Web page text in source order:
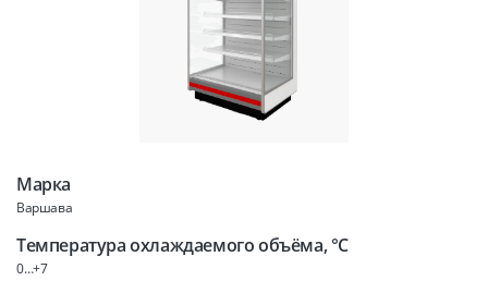
Марка
Варшава
Температура охлаждаемого объёма, °C
0…+7